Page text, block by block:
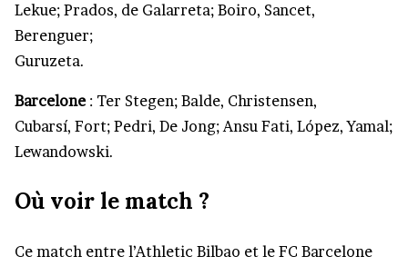
Lekue; Prados, de Galarreta; Boiro, Sancet,
Berenguer;
Guruzeta.
Barcelone: Ter Stegen; Balde, Christensen,
Cubarsí, Fort; Pedri, De Jong; Ansu Fati, López, Yamal;
Lewandowski.
Où voir le match ?
Ce match entre l’Athletic Bilbao et le FC Barcelone